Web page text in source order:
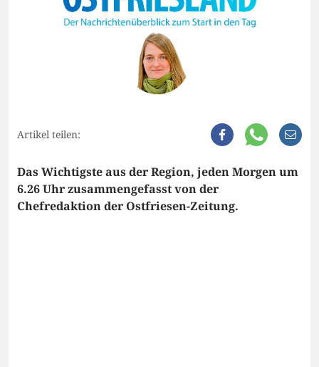
Artikel teilen:
Das Wichtigste aus der Region, jeden Morgen um
6.26 Uhr zusammengefasst von der
Chefredaktion der Ostfriesen-Zeitung.